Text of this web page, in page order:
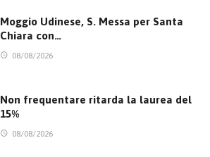
Moggio Udinese, S. Messa per Santa
Chiara con…
08/08/2026
Non frequentare ritarda la laurea del
15%
08/08/2026